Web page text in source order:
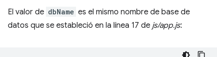
El valor de dbName es el mismo nombre de base de
datos que se estableció en la línea 17 de js/app.js: